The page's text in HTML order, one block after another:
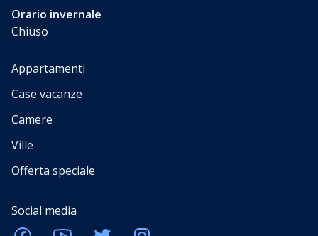
Orario invernale
Chiuso
Appartamenti
Case vacanze
Camere
Ville
Offerta speciale
Social media